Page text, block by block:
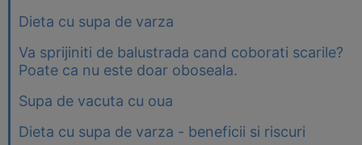
Dieta cu supa de varza
Va sprijiniti de balustrada cand coborati scarile?
Poate ca nu este doar oboseala.
Supa de vacuta cu oua
Dieta cu supa de varza - beneficii si riscuri